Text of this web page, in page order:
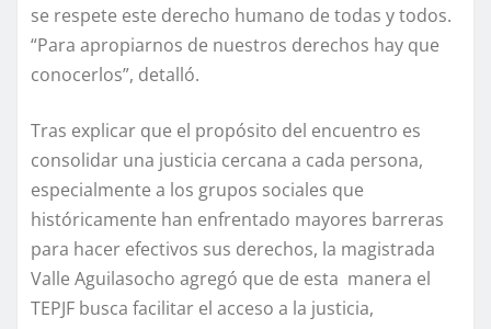
se respete este derecho humano de todas y todos.
“Para apropiarnos de nuestros derechos hay que
conocerlos”, detalló.
Tras explicar que el propósito del encuentro es
consolidar una justicia cercana a cada persona,
especialmente a los grupos sociales que
históricamente han enfrentado mayores barreras
para hacer efectivos sus derechos, la magistrada
Valle Aguilasocho agregó que de esta manera el
TEPJF busca facilitar el acceso a la justicia,